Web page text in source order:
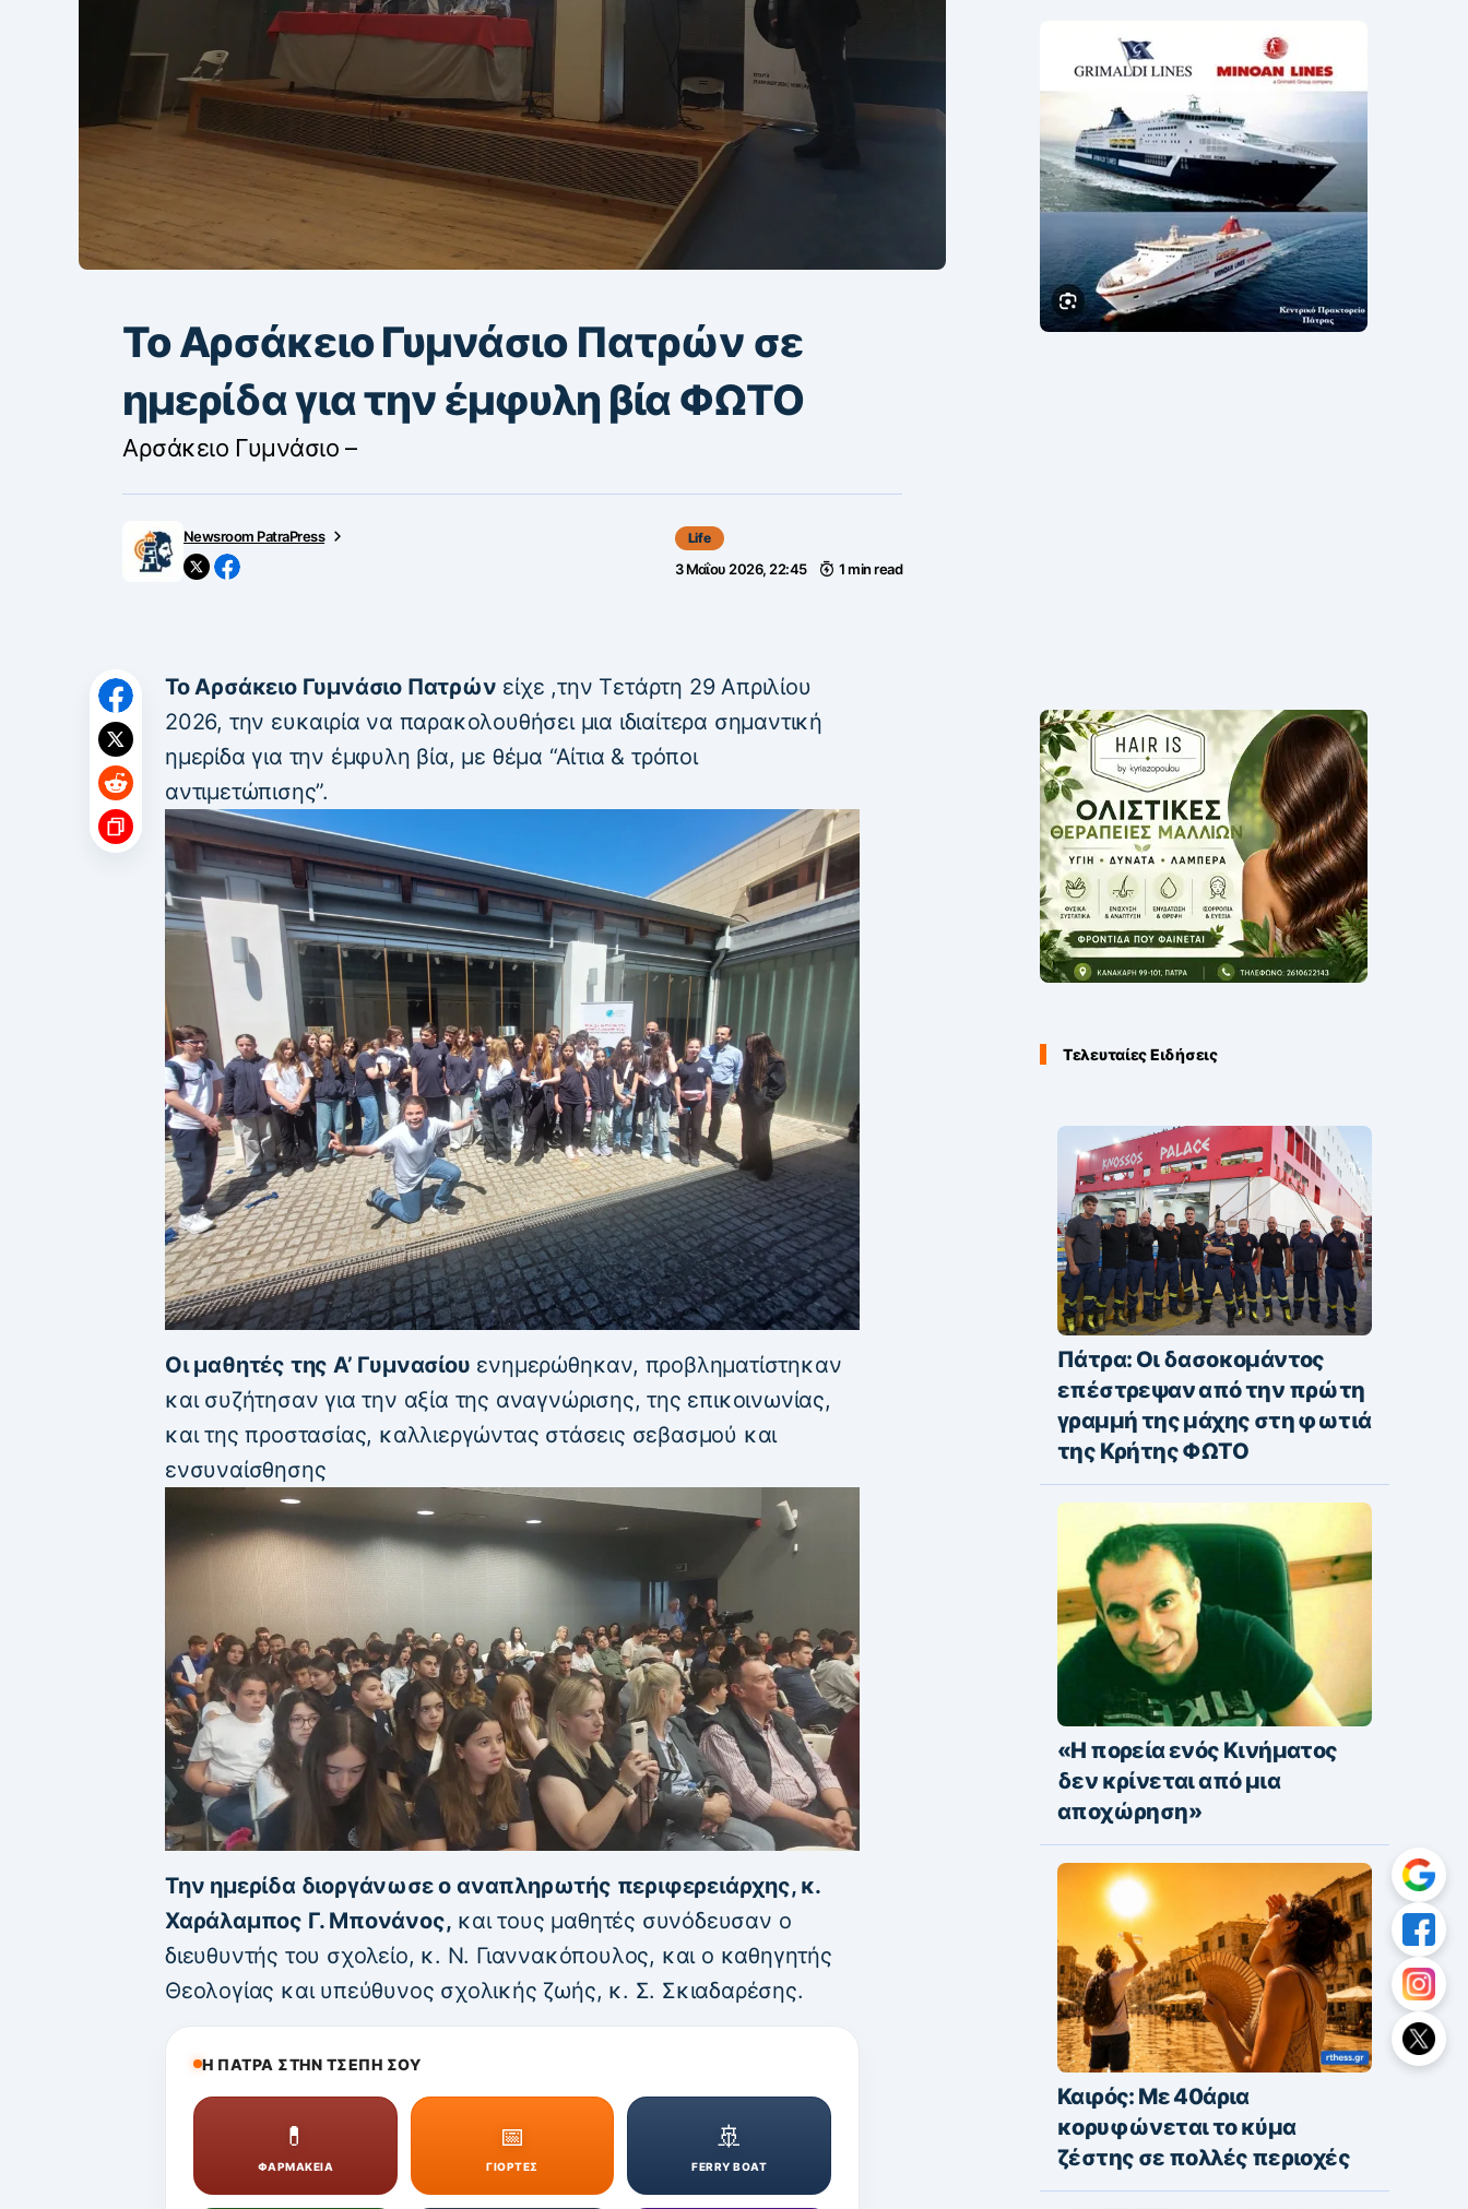
Το Αρσάκειο Γυμνάσιο Πατρών σε
ημερίδα για την έμφυλη βία ΦΩΤΟ
Αρσάκειο Γυμνάσιο –
Newsroom PatraPress Life
3 Μαΐου 2026, 22:45 1 min read
Το Αρσάκειο Γυμνάσιο Πατρών είχε ,την Τετάρτη 29 Απριλίου
2026, την ευκαιρία να παρακολουθήσει μια ιδιαίτερα σημαντική
ημερίδα για την έμφυλη βία, με θέμα “Αίτια & τρόποι
αντιμετώπισης”.
Οι μαθητές της Α’ Γυμνασίου ενημερώθηκαν, προβληματίστηκαν
και συζήτησαν για την αξία της αναγνώρισης, της επικοινωνίας,
και της προστασίας, καλλιεργώντας στάσεις σεβασμού και
ενσυναίσθησης
Την ημερίδα διοργάνωσε ο αναπληρωτής περιφερειάρχης, κ.
Χαράλαμπος Γ. Μπονάνος, και τους μαθητές συνόδευσαν ο
διευθυντής του σχολείο, κ. Ν. Γιαννακόπουλος, και ο καθηγητής
Θεολογίας και υπεύθυνος σχολικής ζωής, κ. Σ. Σκιαδαρέσης.
Η ΠΑΤΡΑ ΣΤΗΝ ΤΣΕΠΗ ΣΟΥ
💊
ΦΑΡΜΑΚΕΙΑ
📅
ΓΙΟΡΤΕΣ
🚢
FERRY BOAT
Τελευταίες Ειδήσεις
Πάτρα: Οι δασοκομάντος
επέστρεψαν από την πρώτη
γραμμή της μάχης στη φωτιά
της Κρήτης ΦΩΤΟ
«Η πορεία ενός Κινήματος
δεν κρίνεται από μια
αποχώρηση»
Καιρός: Με 40άρια
κορυφώνεται το κύμα
ζέστης σε πολλές περιοχές